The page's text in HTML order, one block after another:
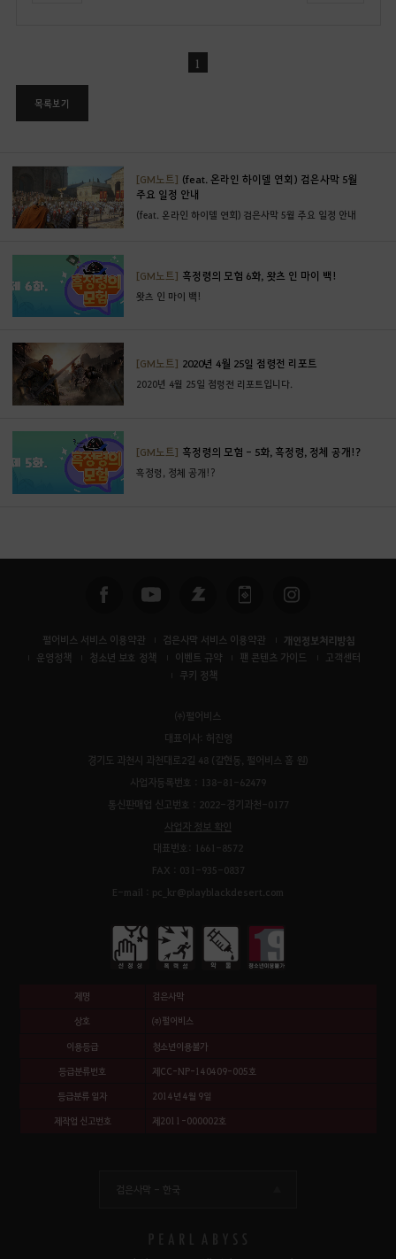
1
목록보기
[GM노트] (feat. 온라인 하이델 연회) 검은사막 5월
주요 일정 안내
(feat. 온라인 하이델 연회) 검은사막 5월 주요 일정 안내
[GM노트] 흑정령의 모험 6화, 왓츠 인 마이 백!
왓츠 인 마이 백!
[GM노트] 2020년 4월 25일 점령전 리포트
2020년 4월 25일 점령전 리포트입니다.
[GM노트] 흑정령의 모험 - 5화, 흑정령, 정체 공개!?
흑정령, 정체 공개!?
펄어비스 서비스 이용약관 검은사막 서비스 이용약관 개인정보처리방침
운영정책 청소년 보호 정책 이벤트 규약 팬 콘텐츠 가이드
고객센터
쿠키 정책
㈜펄어비스
대표이사: 허진영
경기도 과천시 과천대로2길 48 (갈현동, 펄어비스 홈 원)
사업자등록번호 : 138-81-62479
통신판매업 신고번호 : 2022-경기과천-0177
사업자 정보 확인
대표번호: 1661-8572
FAX : 031-935-0837
E-mail : pc_kr@playblackdesert.com
제명 검은사막
상호 ㈜펄어비스
이용등급 청소년이용불가
등급분류번호 제CC-NP-140409-005호
등급분류 일자 2014년 4월 9일
제작업 신고번호 제2011-000002호
검은사막 - 한국